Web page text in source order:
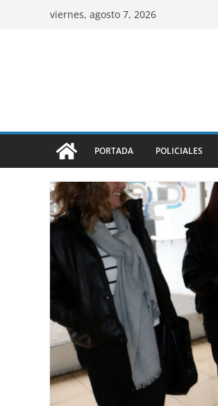
viernes, agosto 7, 2026
PORTADA POLICIALES